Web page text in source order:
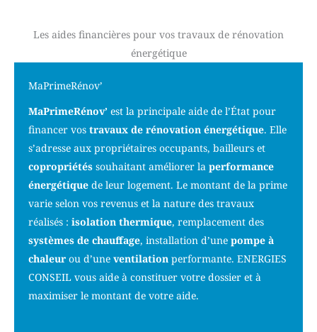
Les aides financières pour vos travaux de rénovation
énergétique
MaPrimeRénov’
MaPrimeRénov’ est la principale aide de l’État pour
financer vos travaux de rénovation énergétique. Elle
s’adresse aux propriétaires occupants, bailleurs et
copropriétés souhaitant améliorer la performance
énergétique de leur logement. Le montant de la prime
varie selon vos revenus et la nature des travaux
réalisés : isolation thermique, remplacement des
systèmes de chauffage, installation d’une pompe à
chaleur ou d’une ventilation performante. ENERGIES
CONSEIL vous aide à constituer votre dossier et à
maximiser le montant de votre aide.